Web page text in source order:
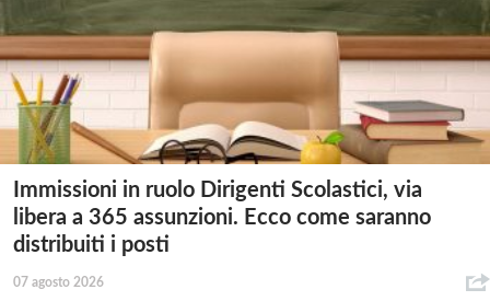
Immissioni in ruolo Dirigenti Scolastici, via
libera a 365 assunzioni. Ecco come saranno
distribuiti i posti
07 agosto 2026